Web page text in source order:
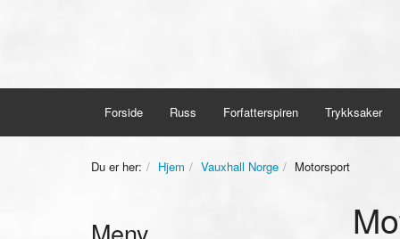
Forside Russ Forfatterspiren Trykksaker
Du er her: Hjem Vauxhall Norge Motorsport